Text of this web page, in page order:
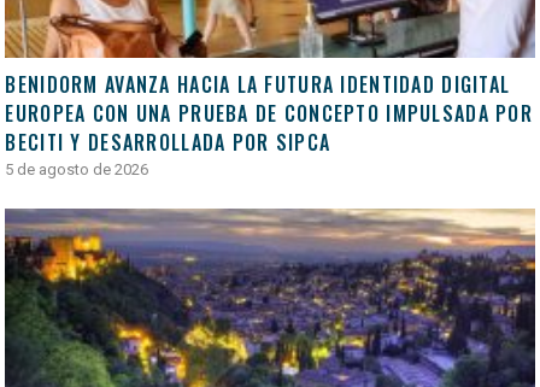
BENIDORM AVANZA HACIA LA FUTURA IDENTIDAD DIGITAL
EUROPEA CON UNA PRUEBA DE CONCEPTO IMPULSADA POR
BECITI Y DESARROLLADA POR SIPCA
5 de agosto de 2026